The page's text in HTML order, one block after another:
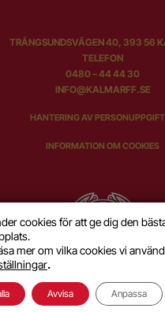
TRÅNGSUNDSVÄGEN 40, 393 56
TELEFON
0480 – 44 44 30
INFO@KALMARFF.SE
HANTERING AV
INFORMATION OM COOKIES
cookies för att ge dig den
mer om vilka cookies vi
.
Avvisa Anpassa